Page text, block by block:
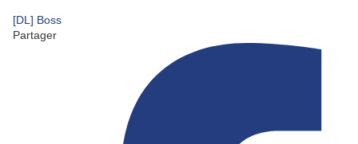
[DL] Boss
Partager